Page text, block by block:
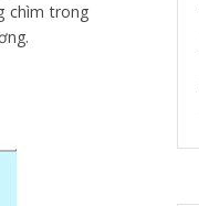
chìm trong